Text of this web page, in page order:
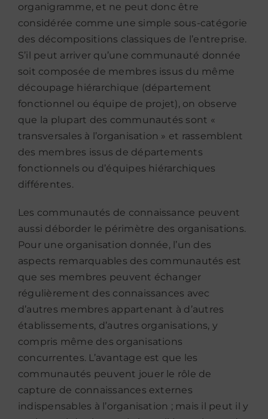
organigramme, et ne peut donc être
considérée comme une simple sous-catégorie
des décompositions classiques de l’entreprise.
S’il peut arriver qu’une communauté donnée
soit composée de membres issus du même
découpage hiérarchique (département
fonctionnel ou équipe de projet), on observe
que la plupart des communautés sont «
transversales à l’organisation » et rassemblent
des membres issus de départements
fonctionnels ou d’équipes hiérarchiques
différentes.
Les communautés de connaissance peuvent
aussi déborder le périmètre des organisations.
Pour une organisation donnée, l’un des
aspects remarquables des communautés est
que ses membres peuvent échanger
régulièrement des connaissances avec
d’autres membres appartenant à d’autres
établissements, d’autres organisations, y
compris même des organisations
concurrentes. L’avantage est que les
communautés peuvent jouer le rôle de
capture de connaissances externes
indispensables à l’organisation ; mais il peut il y